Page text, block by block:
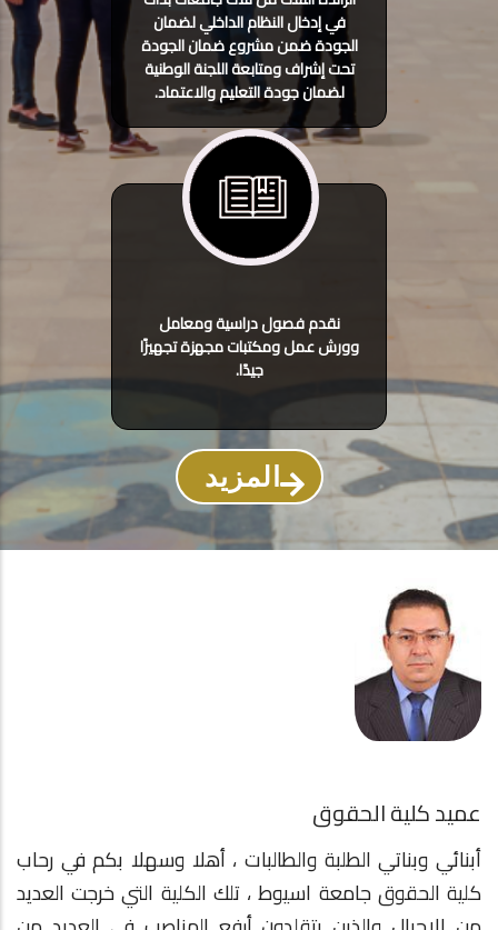
في إدخال النظام الداخلي لضمان
الجودة ضمن مشروع ضمان الجودة
تحت إشراف ومتابعة اللجنة الوطنية
لضمان جودة التعليم والاعتماد.
نقدم فصول دراسية ومعامل
وورش عمل ومكتبات مجهزة تجهيزًا
جيدًا.
المزيد
عميد كلية الحقوق
أبنائي وبناتي الطلبة والطالبات ، أهلا وسهلا بكم في رحاب
كلية الحقوق جامعة اسيوط ، تلك الكلية التي خرجت العديد